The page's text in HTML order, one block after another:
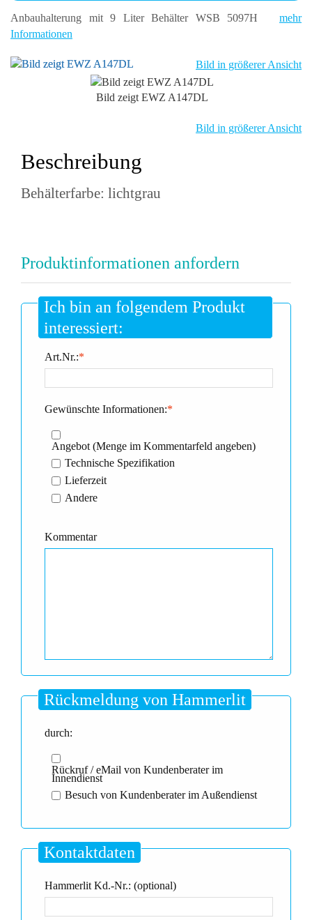
Anbauhalterung mit 9 Liter Behälter WSB 5097H
mehr
Informationen
Bild in größerer Ansicht
Bild zeigt EWZ A147DL
Bild in größerer Ansicht
Beschreibung
Behälterfarbe: lichtgrau
Produktinformationen anfordern
Ich bin an folgendem Produkt
interessiert:
*
Art.Nr.:
*
Gewünschte Informationen:
Angebot (Menge im Kommentarfeld angeben)
Technische Spezifikation
Lieferzeit
Andere
Kommentar
Rückmeldung von Hammerlit
durch:
Rückruf / eMail von Kundenberater im
Innendienst
Besuch von Kundenberater im Außendienst
Kontaktdaten
Hammerlit Kd.-Nr.: (optional)